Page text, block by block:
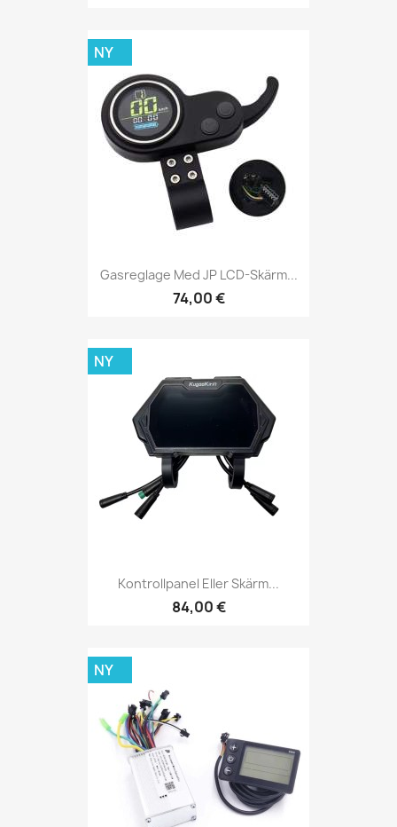
Gasreglage Med JP LCD-Skärm...
74,00 €
NY
Kontrollpanel Eller Skärm...
84,00 €
NY
NY